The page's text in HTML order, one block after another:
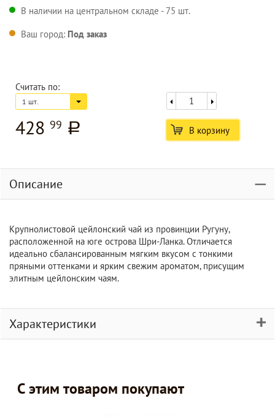
В наличии на центральном складе - 75 шт.
Ваш город: Под заказ
Считать по:
1 шт.
428 99 a В корзину
Описание
Крупнолистовой цейлонский чай из провинции Ругуну,
расположенной на юге острова Шри-Ланка. Отличается
идеально сбалансированным мягким вкусом с тонкими
пряными оттенками и ярким свежим ароматом, присущим
элитным цейлонским чаям.
Характеристики
С этим товаром покупают